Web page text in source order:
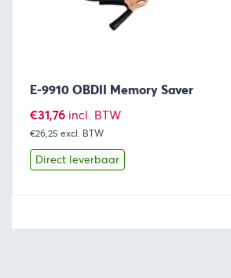
E-9910 OBDII Memory Saver
€31,76 incl. BTW
€26,25 excl. BTW
Direct leverbaar